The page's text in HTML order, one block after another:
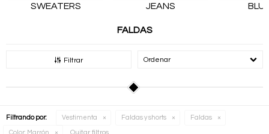
SWEATERS JEANS
FALDAS
Filtrar Recomendados
Filtrando por: Vestimenta Faldas y shorts Faldas